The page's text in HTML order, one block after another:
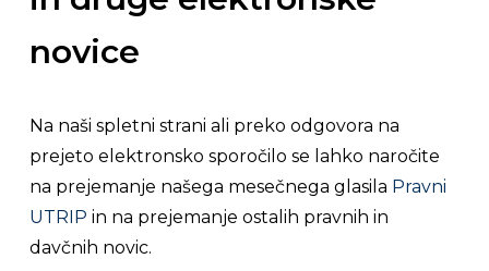
novice
Na naši spletni strani ali preko odgovora na
prejeto elektronsko sporočilo se lahko naročite
na prejemanje našega mesečnega glasila Pravni
UTRIP in na prejemanje ostalih pravnih in
davčnih novic.